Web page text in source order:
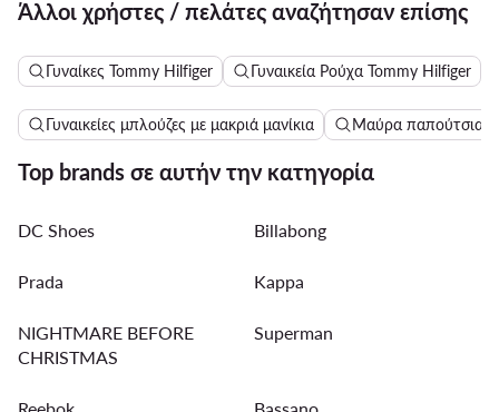
Άλλοι χρήστες / πελάτες αναζήτησαν επίσης
Γυναίκες Tommy Hilfiger Γυναικεία Ρούχα Tommy Hilfiger
Γυναικείες μπλούζες με μακριά μανίκια Μαύρα παπούτσια
Top brands σε αυτήν την κατηγορία
DC Shoes Billabong
Prada Kappa
NIGHTMARE BEFORE
CHRISTMAS
Superman